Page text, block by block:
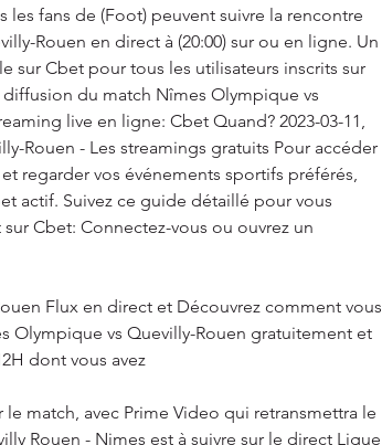
les fans de (Foot) peuvent suivre la rencontre
Rouen en direct à (20:00) sur ou en ligne. Un
sur Cbet pour tous les utilisateurs inscrits sur
du match Nîmes Olympique vs
live en ligne: Cbet Quand? 2023-03-11,
Rouen - Les streamings gratuits Pour accéder
regarder vos événements sportifs préférés,
actif. Suivez ce guide détaillé pour vous
Cbet: Connectez-vous ou ouvrez un
Flux en direct et Découvrez comment vous
Olympique vs Quevilly-Rouen gratuitement et
dont vous avez
match, avec Prime Video qui retransmettra le
Rouen - Nimes est à suivre sur le direct Ligue